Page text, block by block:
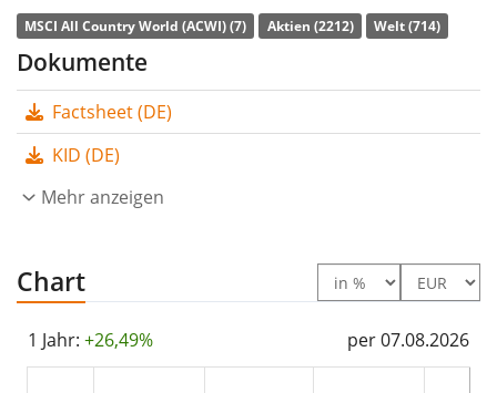
p.a.. Die Dividendenerträge im ETF werdenthesauriert
(in den ETF reinvestiert).
Der Scalable MSCI AC World Xtrackers UCITS ETF 1C ist
ein großer ETF mit740 Mio. Euro Fondsvolumen. Der
ETF wurdeam 11. Dezember 2024 in Luxemburg
aufgelegt.
MSCI All Country World (ACWI) (7) Aktien (2212) Welt (714)
Dokumente
Factsheet (DE)
KID (DE)
Mehr anzeigen
Chart
1 Jahr: +26,49% per 07.08.2026